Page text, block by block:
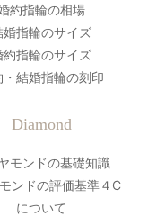
約指輪の相場
婚指輪のサイズ
約指輪のサイズ
・結婚指輪の刻印
Diamond
モンドの基礎知識
ンドの評価基準４C
について